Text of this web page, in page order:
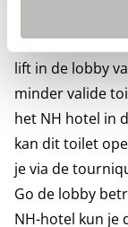
Al kom je
lift in de lobby
minder valide
het NH hotel in
kan dit toilet
je via de
Go de lobby
NH-hotel kun je